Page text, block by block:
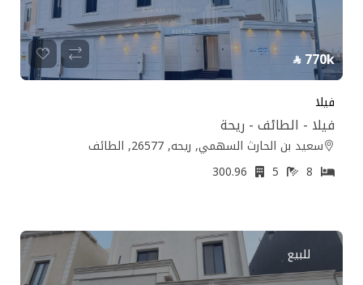
770k
فيلا
فيلا - الطائف - ريحة
سعيد بن الحارث السهمي, ريحه, 26577, الطائف
للبيع